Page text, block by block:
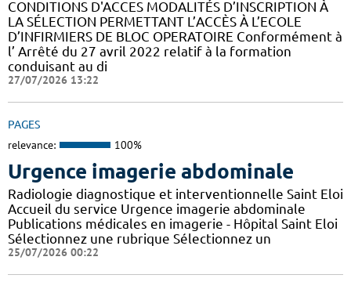
CONDITIONS D'ACCES MODALITÉS D’INSCRIPTION À
LA SÉLECTION PERMETTANT L’ACCÈS À L’ECOLE
D’INFIRMIERS DE BLOC OPERATOIRE Conformément à
l’ Arrêté du 27 avril 2022 relatif à la formation
conduisant au di
27/07/2026 13:22
PAGES
relevance: 100%
Urgence imagerie abdominale
Radiologie diagnostique et interventionnelle Saint Eloi
Accueil du service Urgence imagerie abdominale
Publications médicales en imagerie - Hôpital Saint Eloi
Sélectionnez une rubrique Sélectionnez un
25/07/2026 00:22